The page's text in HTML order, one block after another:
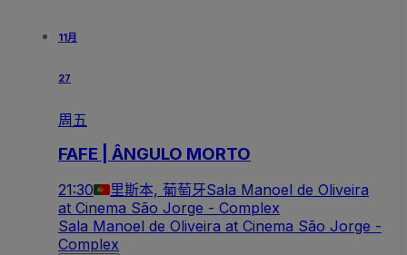
11月
27
周五
FAFE | ÂNGULO MORTO
21:30 里斯本, 葡萄牙Sala Manoel de Oliveira
at Cinema São Jorge - Complex
Sala Manoel de Oliveira at Cinema São Jorge -
Complex